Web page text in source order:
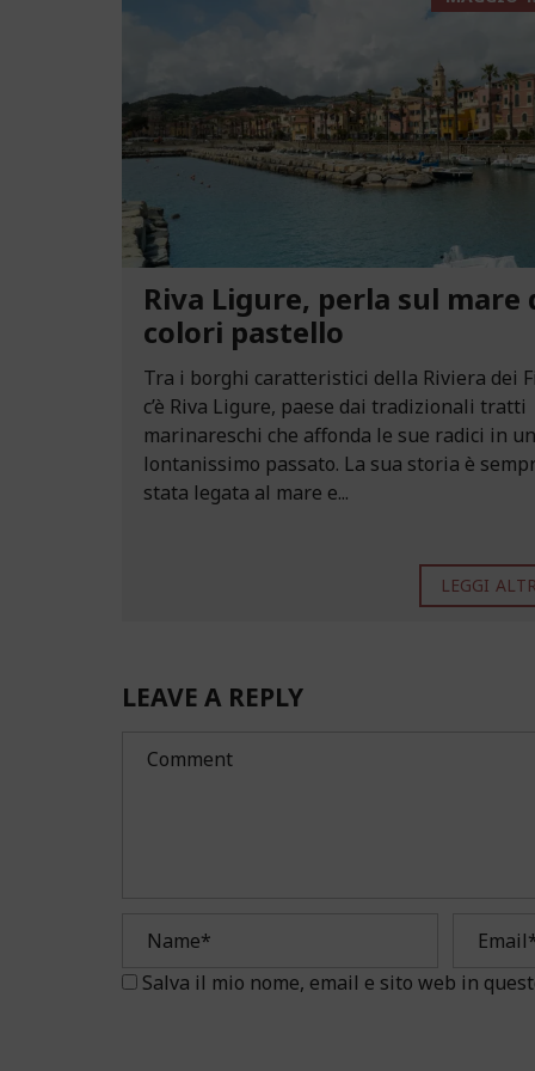
Riva Ligure, perla sul mare
colori pastello
Tra i borghi caratteristici della Riviera dei
c’è Riva Ligure, paese dai tradizionali tratti
marinareschi che affonda le sue radici in un
lontanissimo passato. La sua storia è
stata legata al mare e...
LEGGI
LEAVE A REPLY
Salva il mio nome, email e sito web in